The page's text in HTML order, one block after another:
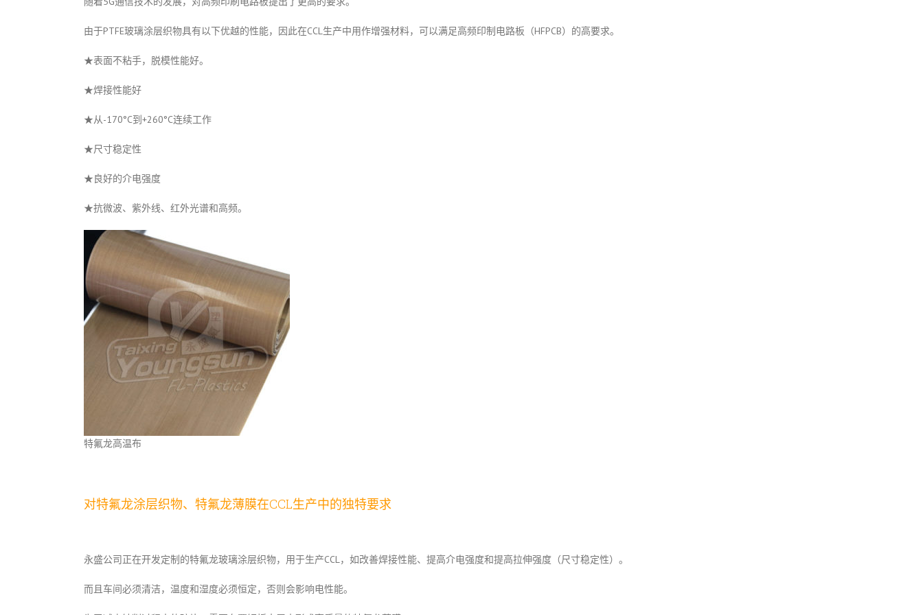
由于PTFE玻璃涂层织物具有以下优越的性能，因此在CCL生产中用作增强材料，可以满足高频印制电路板（HFPCB）的高要求。
★表面不粘手，脱模性能好。
★焊接性能好
★从-170°C到+260°C连续工作
★尺寸稳定性
★良好的介电强度
★抗微波、紫外线、红外光谱和高频。
特氟龙高温布
对特氟龙涂层织物、特氟龙薄膜在CCL生产中的独特要求
永盛公司正在开发定制的特氟龙玻璃涂层织物，用于生产CCL，如改善焊接性能、提高介电强度和提高拉伸强度（尺寸稳定性）。
而且车间必须清洁，温度和湿度必须恒定，否则会影响电性能。